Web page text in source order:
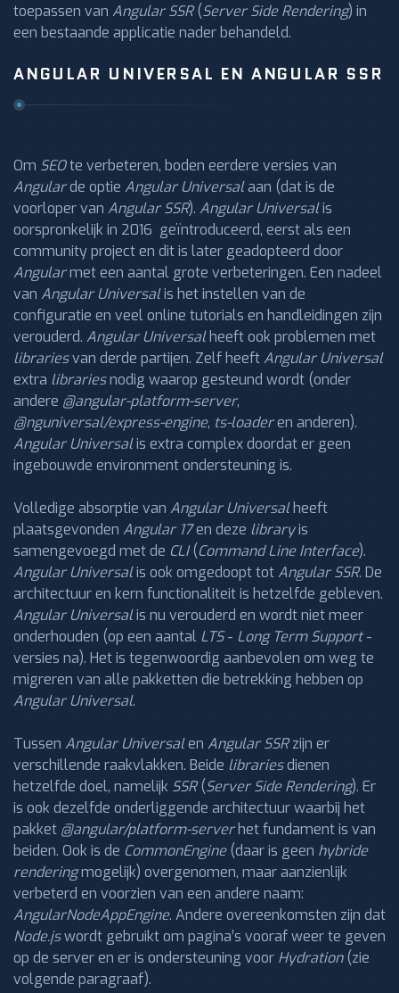
toepassen van Angular SSR(Server Side Rendering) in
een bestaande applicatie nader behandeld.
ANGULAR UNIVERSAL EN ANGULAR SSR
Om SEOte verbeteren, boden eerdere versies van
Angularde optie Angular Universalaan (dat is de
voorloper vanAngular SSR). Angular Universalis
oorspronkelijk in 2016 geïntroduceerd, eerst als een
community project en dit is later geadopteerd door
Angularmet een aantal grote verbeteringen. Een nadeel
van Angular Universalis het instellen van de
configuratie en veel online tutorials en handleidingen zijn
verouderd. Angular Universalheeft ook problemen met
librariesvan derde partijen. Zelf heeftAngular Universal
extra librariesnodig waarop gesteund wordt (onder
andere @angular-platform-server,
@nguniversal/express-engine,ts-loaderen anderen).
Angular Universalis extra complex doordat er geen
ingebouwde environment ondersteuning is.
Volledige absorptie van Angular Universalheeft
plaatsgevonden Angular 17en deze libraryis
samengevoegd met de CLI(Command Line Interface).
Angular Universalis ook omgedoopt totAngular SSR. De
architectuur en kern functionaliteit is hetzelfde gebleven.
Angular Universalis nu verouderd en wordt niet meer
onderhouden (op een aantal LTS- Long Term Support-
versies na). Het is tegenwoordig aanbevolen om weg te
migreren van alle pakketten die betrekking hebben op
Angular Universal.
Tussen Angular Universalen Angular SSRzijn er
verschillende raakvlakken. Beide librariesdienen
hetzelfde doel, namelijk SSR(Server Side Rendering). Er
is ook dezelfde onderliggende architectuur waarbij het
pakket @angular/platform-server het fundament is van
beiden. Ook is de CommonEngine(daar is geen hybride
renderingmogelijk) overgenomen, maar aanzienlijk
verbeterd en voorzien van een andere naam:
AngularNodeAppEngine. Andere overeenkomsten zijn dat
Node.jswordt gebruikt om pagina’s vooraf weer te geven
op de server en er is ondersteuning voor Hydration(zie
volgende paragraaf).